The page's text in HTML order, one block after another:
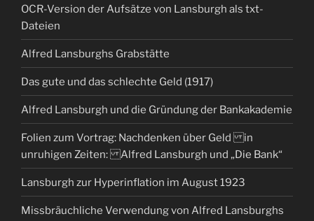
OCR-Version der Aufsätze von Lansburgh als txt-
Dateien
Alfred Lansburghs Grabstätte
Das gute und das schlechte Geld (1917)
Alfred Lansburgh und die Gründung der Bankakademie
Folien zum Vortrag: Nachdenken über Geld in
unruhigen Zeiten: Alfred Lansburgh und „Die Bank“
Lansburgh zur Hyperinflation im August 1923
Missbräuchliche Verwendung von Alfred Lansburghs